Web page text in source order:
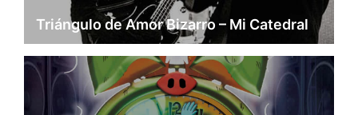
Triángulo de Amor Bizarro – Mi Catedral